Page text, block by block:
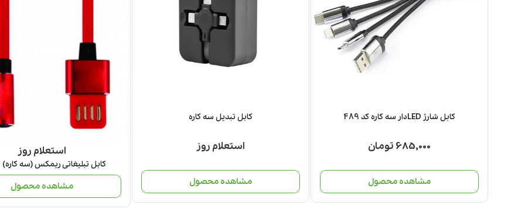
کابل شارژ LEDدار سه کاره کد 489
685,000 تومان
مشاهده محصول
کابل تبدیل سه کاره
استعلام روز
مشاهده محصول
کابل تبلیغاتی ریمکس (سه کاره) کد
استعلام روز
مشاهده محصول